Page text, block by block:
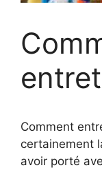
Comment
certainement
avoir porté